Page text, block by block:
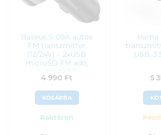
Baseus S-09A autós
FM transzmitter
(12/24V) – 2xUSB
microSD FM adó,
autós töltő
4 990 Ft
KOSÁRBA
Raktáron
Hama
USB,
5